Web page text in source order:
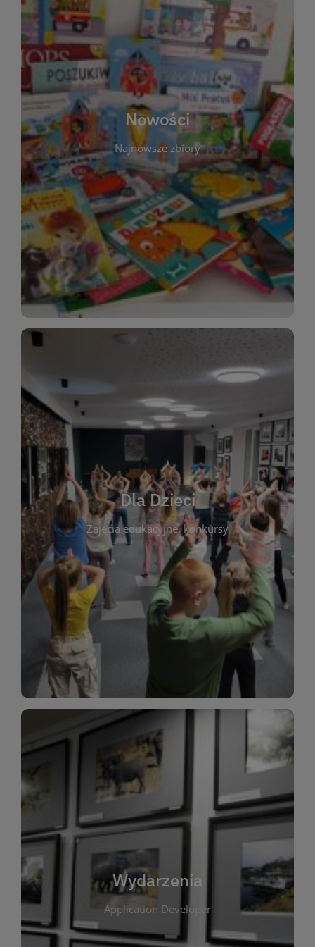
Nowości
Najnowsze zbiory
W tej sekcji prezentujemy najnowsze książki,
audiobooki oraz filmy, które właśnie trafiły do
zbiorów Miejskiej Biblioteki Publicznej w
Starachowicach. Regularnie aktualizujemy listę,
aby Czytelnicy mogli na bieżąco odkrywać świeże
tytuły i najciekawsze premiery wydawnicze. Każda
pozycja opatrzona jest krótkim opisem i
informacją o dostępności w katalogu. Zachęcamy
do częstych odwiedzin – nowości pojawiają się
niemal każdego tygodnia! Dzięki tej zakładce
zawsze będziesz wiedzieć, co warto przeczytać
jako pierwsze.
WIĘCEJ
Dla Dzieci
Zajęcia edukacyjne, konkursy
Dla Dzieci
To miejsce stworzone z myślą o najmłodszych
czytelnikach i ich rodzicach. Znajdziesz tu
informacje o zajęciach edukacyjnych, konkursach
plastycznych i spotkaniach z autorami książek dla
dzieci. Biblioteka oferuje bogaty wybór bajek,
opowiadań i lektur szkolnych, a także przyjazny
kącik do wspólnego czytania. Pragniemy
rozbudzać miłość do książek od najmłodszych lat.
Zapraszamy do wspólnej zabawy i odkrywania
świata literatury!
WIĘCEJ
Wydarzenia
Application Developer
Wydarzenia
W tej zakładce publikujemy informacje o
wszystkich wydarzeniach organizowanych przez
bibliotekę. Znajdziesz tu zapowiedzi spotkań
autorskich, warsztatów, prelekcji i zajęć
tematycznych dla różnych grup wiekowych. Każde
wydarzenie ma na celu promowanie kultury
czytelniczej oraz integrację społeczności lokalnej.
Dzięki kalendarzowi wydarzeń możesz łatwo